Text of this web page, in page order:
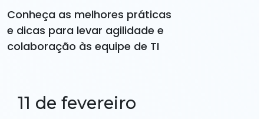
Conheça as melhores práticas
e dicas para levar agilidade e
colaboração às equipe de TI
11 de fevereiro